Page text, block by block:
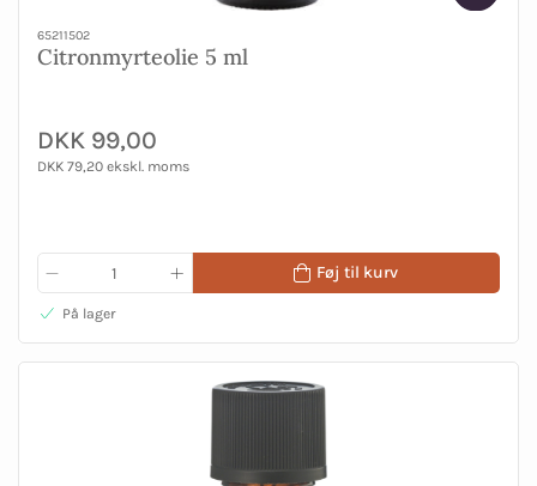
65211502
Citronmyrteolie 5 ml
DKK 99,00
DKK 79,20 ekskl. moms
Føj til kurv
På lager